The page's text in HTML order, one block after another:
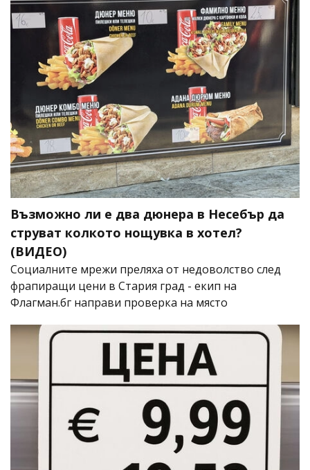
Възможно ли е два дюнера в Несебър да
струват колкото нощувка в хотел?
(ВИДЕО)
Социалните мрежи преляха от недоволство след
фрапиращи цени в Стария град - екип на
Флагман.бг направи проверка на място